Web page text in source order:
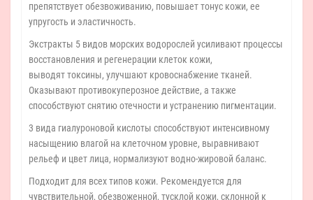
препятствует обезвоживанию, повышает тонус кожи, ее
упругость и эластичность.
Экстракты 5 видов морских водорослей усиливают процессы
восстановления и регенерации клеток кожи,
выводят токсины, улучшают кровоснабжение тканей.
Оказывают противокуперозное действие, а также
способствуют снятию отечности и устранению пигментации.
3 вида гиалуроновой кислоты способствуют интенсивному
насыщению влагой на клеточном уровне, выравнивают
рельеф и цвет лица, нормализуют водно-жировой баланс.
Подходит для всех типов кожи. Рекомендуется для
чувствительной, обезвоженной, тусклой кожи, склонной к